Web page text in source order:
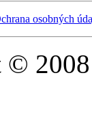
osobných
©